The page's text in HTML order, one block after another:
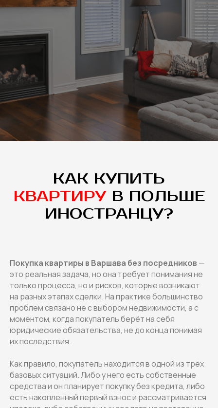
КАК КУПИТЬ
КВАРТИРУВ ПОЛЬШЕ
ИНОСТРАНЦУ?
Покупка квартиры в Варшава без посредников —
это реальная задача, но она требует понимания не
только процесса, но и рисков, которые возникают
на разных этапах сделки. На практике большинство
проблем связано не с выбором недвижимости, а с
моментом, когда покупатель берёт на себя
юридические обязательства, не до конца понимая
их последствия.
Как правило, покупатель находится в одной из трёх
базовых ситуаций. Либо у него есть собственные
средства и он планирует покупку без кредита, либо
есть накопленный первый взнос и рассматривается